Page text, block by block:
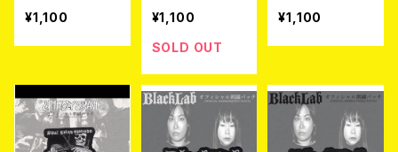
刺繍パッチ
¥1,100
パッチ
¥1,100
SOLD OUT
チ
¥1,100